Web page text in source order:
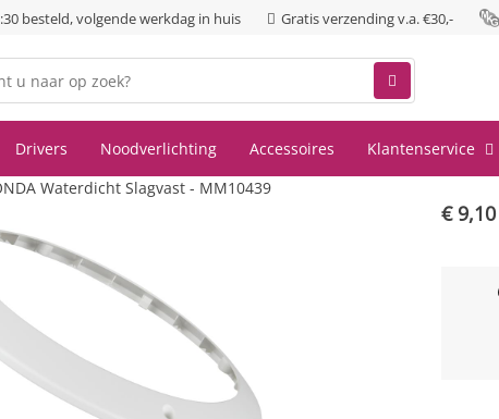
besteld, volgende werkdag in huis Gratis verzending v.a. €30,-
Drivers Noodverlichting Accessoires Klantenservice
Waterdicht Slagvast - MM10439
€ 9,10